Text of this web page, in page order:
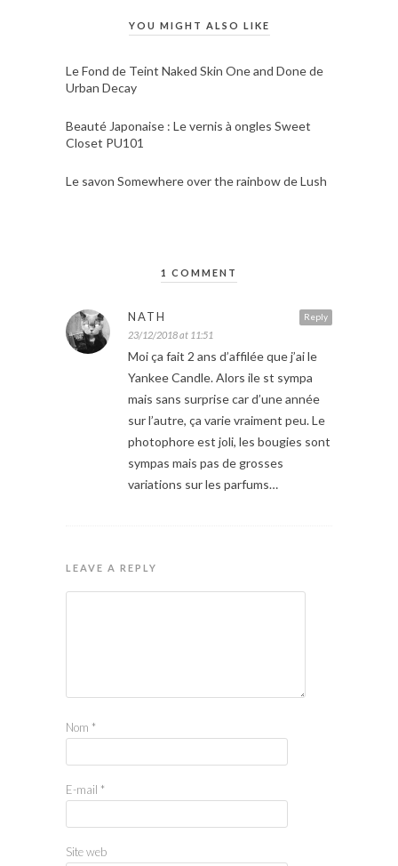
YOU MIGHT ALSO LIKE
Le Fond de Teint Naked Skin One and Done de
Urban Decay
Beauté Japonaise : Le vernis à ongles Sweet
Closet PU101
Le savon Somewhere over the rainbow de Lush
1 COMMENT
Reply
NATH
23/12/2018 at 11:51
Moi ça fait 2 ans d’affilée que j’ai le
Yankee Candle. Alors ile st sympa
mais sans surprise car d’une année
sur l’autre, ça varie vraiment peu. Le
photophore est joli, les bougies sont
sympas mais pas de grosses
variations sur les parfums…
LEAVE A REPLY
Nom *
E-mail *
Site web